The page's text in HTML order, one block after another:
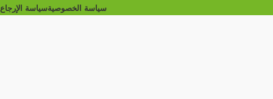
سياسة الخصوصيةسياسة الإرجاع